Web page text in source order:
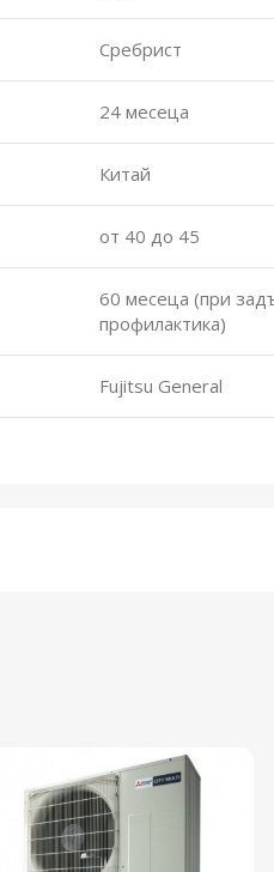
Сребрист
24 месеца
Китай
от 40 до 45
60 месеца (при
профилактика)
Fujitsu General